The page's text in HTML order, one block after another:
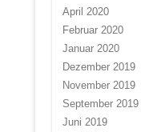
April 2020
Februar 2020
Januar 2020
Dezember 2019
November 2019
September 2019
Juni 2019